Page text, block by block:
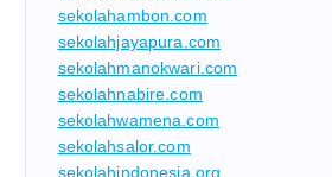
sekolahambon.com
sekolahjayapura.com
sekolahmanokwari.com
sekolahnabire.com
sekolahwamena.com
sekolahsalor.com
sekolahindonesia.org